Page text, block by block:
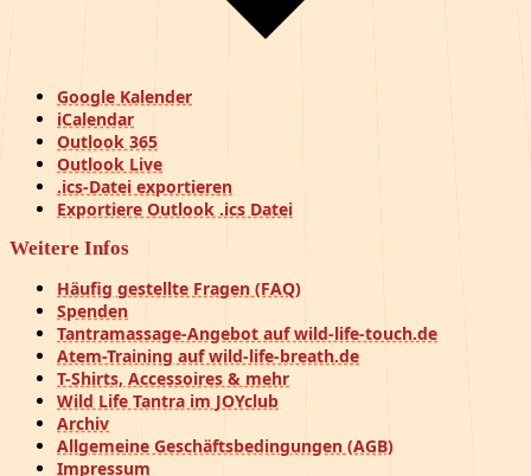
Google Kalender
iCalendar
Outlook 365
Outlook Live
.ics-Datei exportieren
Exportiere Outlook .ics Datei
Weitere Infos
Häufig gestellte Fragen (FAQ)
Spenden
Tantramassage-Angebot auf wild-life-touch.de
Atem-Training auf wild-life-breath.de
T-Shirts, Accessoires & mehr
Wild Life Tantra im JOYclub
Archiv
Allgemeine Geschäftsbedingungen (AGB)
Impressum